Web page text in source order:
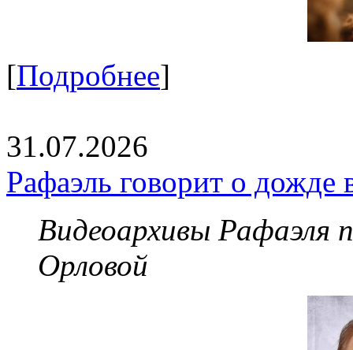
[Подробнее]
31.07.2026
Рафаэль говорит о дожде
Видеоархивы Рафаэля
Орловой